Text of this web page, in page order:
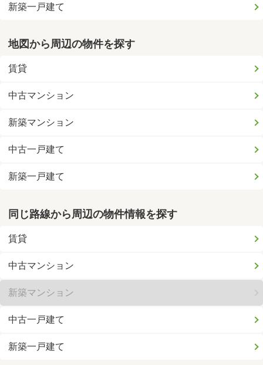
新築一戸建て
地図から周辺の物件を探す
賃貸
中古マンション
新築マンション
中古一戸建て
新築一戸建て
同じ路線から周辺の物件情報を探す
賃貸
中古マンション
新築マンション
中古一戸建て
新築一戸建て